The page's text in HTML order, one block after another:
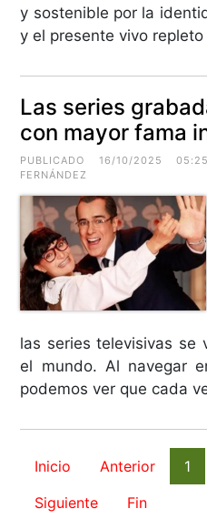
y sostenible por la
y el presente vivo
Las series
con mayor fama
PUBLICADO 16/10/2025
FERNÁNDEZ
las series televisivas se
el mundo. Al navegar
podemos ver que cada
Inicio Anterior 1
Siguiente
Fin